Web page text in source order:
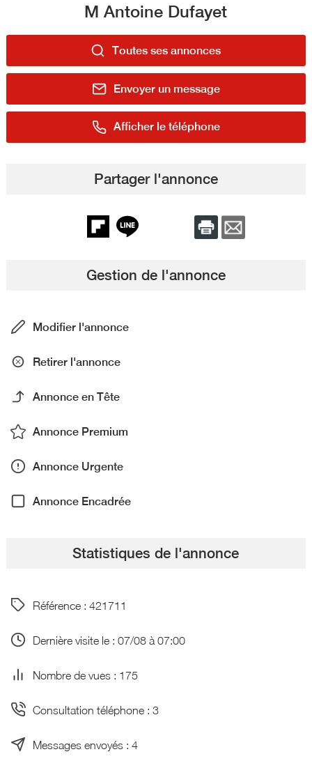
M Antoine Dufayet
Toutes ses annonces
Envoyer un message
Afficher le téléphone
Partager l'annonce
Gestion de l'annonce
Modifier l'annonce
Retirer l'annonce
Annonce en Tête
Annonce Premium
Annonce Urgente
Annonce Encadrée
Statistiques de l'annonce
Référence : 421711
Dernière visite le : 07/08 à 07:00
Nombre de vues : 175
Consultation téléphone : 3
Messages envoyés : 4